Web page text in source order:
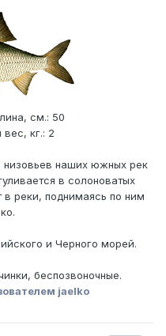
см.: 50
кг.: 2
низовьев наших южных рек
в солоноватых
в реки, поднимаясь по ним
и Черного морей.
беспозвоночные.
jaelko